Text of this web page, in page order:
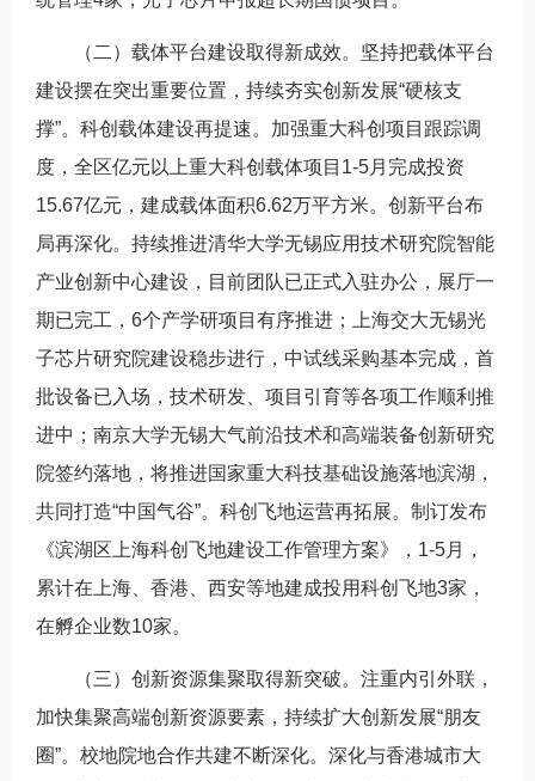
（二）载体平台建设取得新成效。坚持把载体平台
建设摆在突出重要位置，持续夯实创新发展“硬核支
撑”。科创载体建设再提速。加强重大科创项目跟踪调
度，全区亿元以上重大科创载体项目1-5月完成投资
15.67亿元，建成载体面积6.62万平方米。创新平台布
局再深化。持续推进清华大学无锡应用技术研究院智能
产业创新中心建设，目前团队已正式入驻办公，展厅一
期已完工，6个产学研项目有序推进；上海交大无锡光
子芯片研究院建设稳步进行，中试线采购基本完成，首
批设备已入场，技术研发、项目引育等各项工作顺利推
进中；南京大学无锡大气前沿技术和高端装备创新研究
院签约落地，将推进国家重大科技基础设施落地滨湖，
共同打造“中国气谷”。科创飞地运营再拓展。制订发布
《滨湖区上海科创飞地建设工作管理方案》，1-5月，
累计在上海、香港、西安等地建成投用科创飞地3家，
在孵企业数10家。
（三）创新资源集聚取得新突破。注重内引外联，
加快集聚高端创新资源要素，持续扩大创新发展“朋友
圈”。校地院地合作共建不断深化。深化与香港城市大